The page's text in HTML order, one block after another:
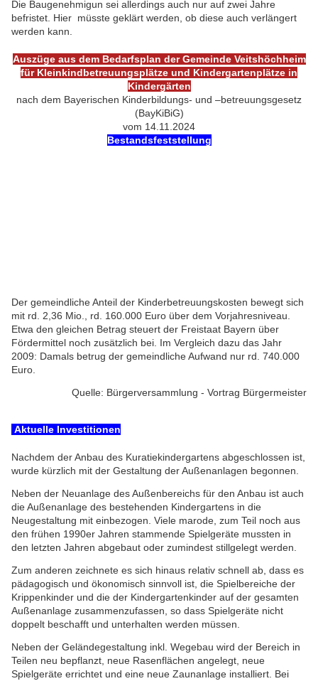
Die Baugenehmigun sei allerdings auch nur auf zwei Jahre
befristet. Hier müsste geklärt werden, ob diese auch verlängert
werden kann.
Auszüge aus dem Bedarfsplan der Gemeinde Veitshöchheim
für Kleinkindbetreuungsplätze und Kindergartenplätze in
Kindergärten
nach dem Bayerischen Kinderbildungs- und –betreuungsgesetz
(BayKiBiG)
vom 14.11.2024
Bestandsfeststellung
Der gemeindliche Anteil der Kinderbetreuungskosten bewegt sich
mit rd. 2,36 Mio., rd. 160.000 Euro über dem Vorjahresniveau.
Etwa den gleichen Betrag steuert der Freistaat Bayern über
Fördermittel noch zusätzlich bei. Im Vergleich dazu das Jahr
2009: Damals betrug der gemeindliche Aufwand nur rd. 740.000
Euro.
Quelle: Bürgerversammlung - Vortrag Bürgermeister
Aktuelle Investitionen
Nachdem der Anbau des Kuratiekindergartens abgeschlossen ist,
wurde kürzlich mit der Gestaltung der Außenanlagen begonnen.
Neben der Neuanlage des Außenbereichs für den Anbau ist auch
die Außenanlage des bestehenden Kindergartens in die
Neugestaltung mit einbezogen. Viele marode, zum Teil noch aus
den frühen 1990er Jahren stammende Spielgeräte mussten in
den letzten Jahren abgebaut oder zumindest stillgelegt werden.
Zum anderen zeichnete es sich hinaus relativ schnell ab, dass es
pädagogisch und ökonomisch sinnvoll ist, die Spielbereiche der
Krippenkinder und die der Kindergartenkinder auf der gesamten
Außenanlage zusammenzufassen, so dass Spielgeräte nicht
doppelt beschafft und unterhalten werden müssen.
Neben der Geländegestaltung inkl. Wegebau wird der Bereich in
Teilen neu bepflanzt, neue Rasenflächen angelegt, neue
Spielgeräte errichtet und eine neue Zaunanlage installiert. Bei